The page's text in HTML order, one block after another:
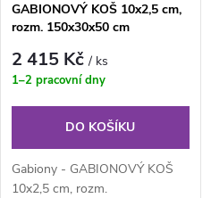
GABIONOVÝ KOŠ 10x2,5 cm,
rozm. 150x30x50 cm
2 415 Kč/ ks
1–2 pracovní dny
DO KOŠÍKU
Gabiony - GABIONOVÝ KOŠ
10x2,5 cm, rozm.